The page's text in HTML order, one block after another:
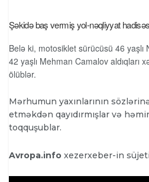
Şəkidə baş vermiş yol-nəqliyyat
Belə ki, motosiklet sürücüsü 46
42 yaşlı Mehman Camalov aldıqları
ölüblər.
Mərhumun yaxınlarının
etməkdən qayıdırmışlar və
toqquşublar.
Avropa.info xezerxeber-in